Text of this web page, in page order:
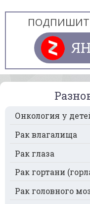
Онкология у
Рак влагалища
Рак глаза
Рак гортани
Рак головного